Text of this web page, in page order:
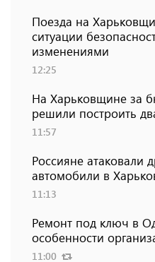
Поезда на
ситуации
изменениями
12:25
На Харьковщине за
решили построить
11:57
Россияне атаковали
автомобили в
11:13
Ремонт под ключ в
особенности
11:00